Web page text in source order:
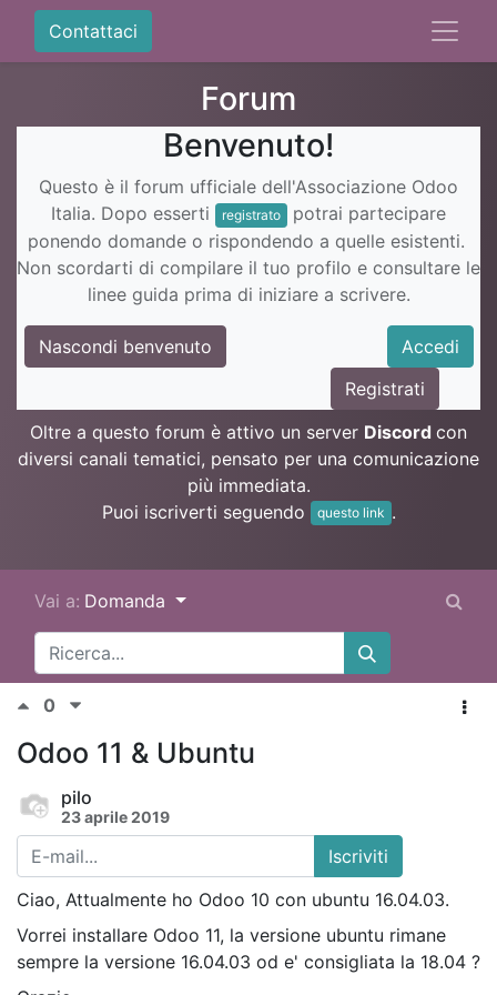
Contattaci
Forum
Benvenuto!
Questo è il forum ufficiale dell'Associazione Odoo
Italia. Dopo esserti
registrato
potrai partecipare
ponendo domande o rispondendo a quelle esistenti.
Non scordarti di compilare il tuo profilo e consultare le
linee guida prima di iniziare a scrivere.
Nascondi benvenuto
Accedi
Registrati
Oltre a questo forum è attivo un server Discord con
diversi canali tematici, pensato per una comunicazione
più immediata.
Puoi iscriverti seguendo
questo link .
Vai a: Domanda
0
Odoo 11 & Ubuntu
pilo
23 aprile 2019
Iscriviti
Ciao, Attualmente ho Odoo 10 con ubuntu 16.04.03.
Vorrei installare Odoo 11, la versione ubuntu rimane
sempre la versione 16.04.03 od e' consigliata la 18.04 ?